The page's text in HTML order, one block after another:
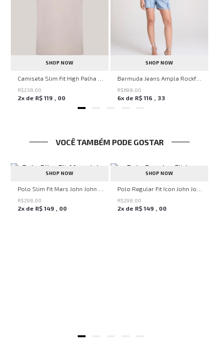
SHOP NOW
R$238 00
2x de R$ 119 , 00
SHOP NOW
Bermuda Jeans Ampla Rockford John John Feminina
R$698 00
6x de R$ 116 , 33
VOCÊ TAMBÉM PODE GOSTAR
SHOP NOW
R$298 00
2x de R$ 149 , 00
SHOP NOW
R$298 00
2x de R$ 149 , 00